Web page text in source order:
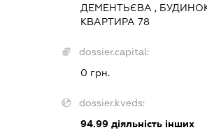
ДЕМЕНТЬЄВА ,
КВАРТИРА 78
dossier.capital:
0 грн.
dossier.kveds:
94.99діяльність інших